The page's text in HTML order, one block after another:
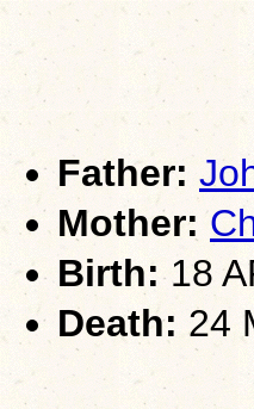
Father:
Mother:
Birth:18
Death: 24